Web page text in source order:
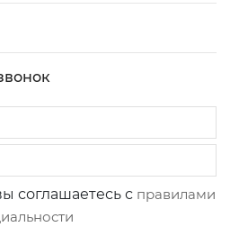
соглашаетесь с правилами